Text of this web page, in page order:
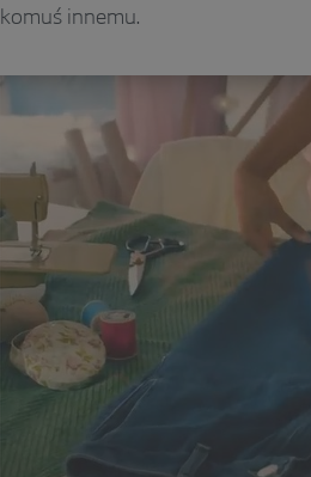
komuś innemu.